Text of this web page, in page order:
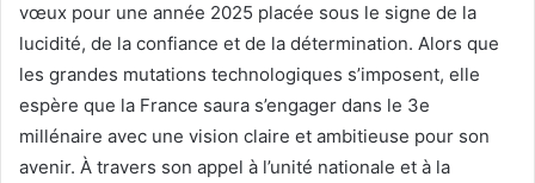
vœux pour une année 2025 placée sous le signe de la
lucidité, de la confiance et de la détermination. Alors que
les grandes mutations technologiques s’imposent, elle
espère que la France saura s’engager dans le 3e
millénaire avec une vision claire et ambitieuse pour son
avenir. À travers son appel à l’unité nationale et à la